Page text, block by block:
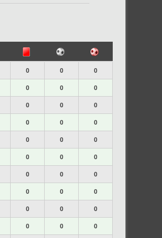
0 0
0
0 0
0
0 0
0
0 0
0
0 0
0
0 0
0
0 0
0
0 0
0
0 0
0
0 0
0